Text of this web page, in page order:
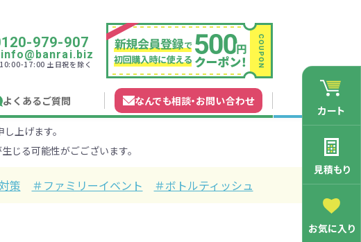
名入れガイド
よくあるご質問 なんでも相談・お問い合わせ
確認
979-907
17:00 土日祝を除く
カート
見積もり
お気に入り
上げます。
じる可能性がごございます。
策 ＃ファミリーイベント ＃ボトルティッシュ